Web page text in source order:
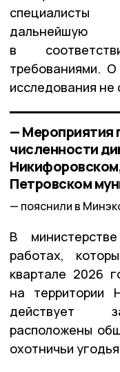
специалисты
дальнейшую
в
требованиями. О
исследования
— Мероприятия
численности
Петровском
пояснили в
В
работах,
квартале 2026
на территории
действует
расположены
охотничьи